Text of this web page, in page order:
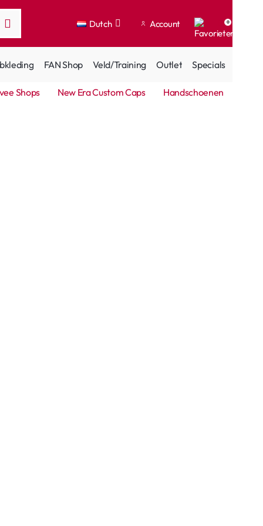
Dutch Account 0
FAN Shop Veld/Training Outlet Specials
Shops New Era Custom Caps Handschoenen